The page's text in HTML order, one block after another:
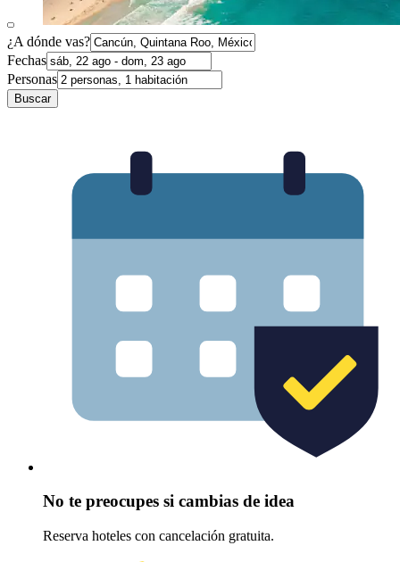
¿A dónde vas?
Fechas
Personas
Buscar
No te preocupes si cambias de idea
Reserva hoteles con cancelación gratuita.